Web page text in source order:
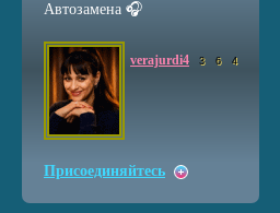
Автозамена 🎧
verajurdi4 3 6 4
Присоединяйтесь